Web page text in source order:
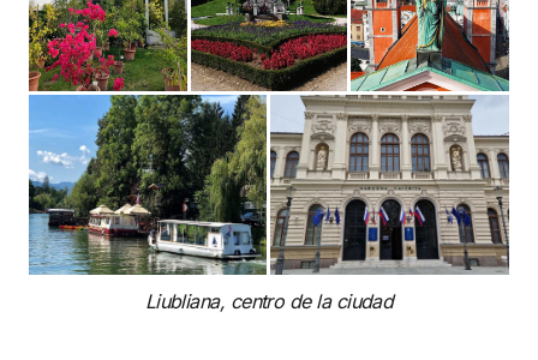
Liubliana, centro de la ciudad